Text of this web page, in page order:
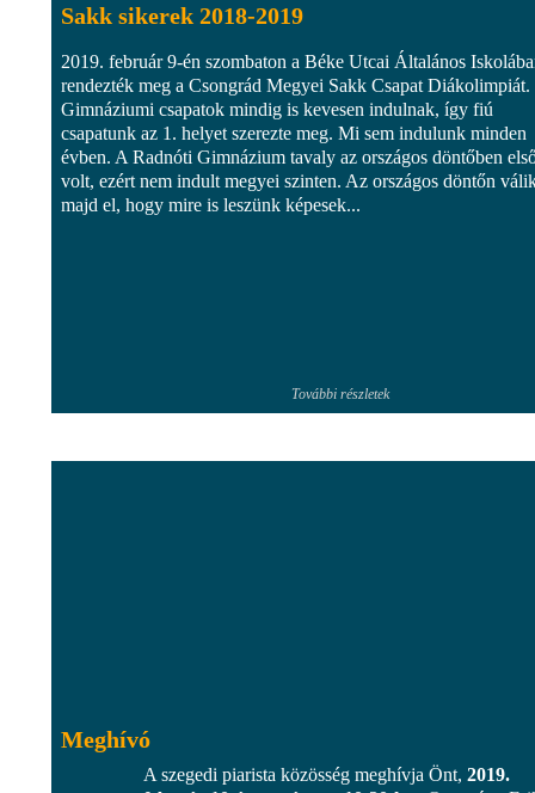
Sakk sikerek 2018-2019
2019. február 9-én szombaton a Béke Utcai Általános
rendezték meg a Csongrád Megyei Sakk Csapat Diákolimpiát.
Gimnáziumi csapatok mindig is kevesen indulnak, így fiú
csapatunk az 1. helyet szerezte meg. Mi sem indulunk minden
évben. A Radnóti Gimnázium tavaly az országos döntőben
volt, ezért nem indult megyei szinten. Az országos döntőn
majd el, hogy mire is leszünk képesek...
További részletek
Meghívó
A szegedi piarista közösség meghívja Önt, 2019.